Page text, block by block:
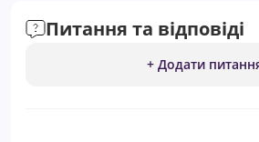
Питання та відповіді
+ Додати